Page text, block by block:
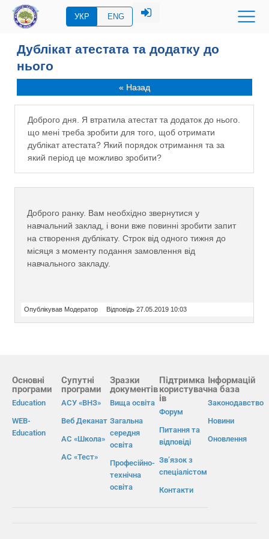
УКР ENG
Дублікат атестата та додатку до
нього
« Назад
Доброго дня. Я втратила атестат та додаток до нього.
що мені треба зробити для того, щоб отримати
дублікат атестата? Який порядок отримання та за
який період це можливо зробити?
Доброго ранку. Вам необхідно звернутися у
навчальний заклад, і вони вже повинні зробити запит
на створення дублікату. Строк від одного тижня до
місяця з моменту подання замовлення від
навчального закладу.
Опублікував Модератор Відповідь 27.05.2019 10:03
Основні
програми
Education
WEB-
Education
Супутні
програми
АСУ «ВНЗ»
Веб Деканат
АС «Школа»
АС «Тест»
Зразки
документів
Вища освіта
Загальна
середня
освіта
Професійно-
технічна
освіта
Підтримка
користувач
ів
Форум
Питання та
відповіді
Зв’язок з
спеціалістом
Контакти
Інформацій
на база
Законодавство
Новини
Оновлення